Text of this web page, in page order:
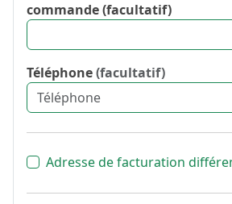
commande (facultatif)
Téléphone(facultatif)
Adresse de facturation